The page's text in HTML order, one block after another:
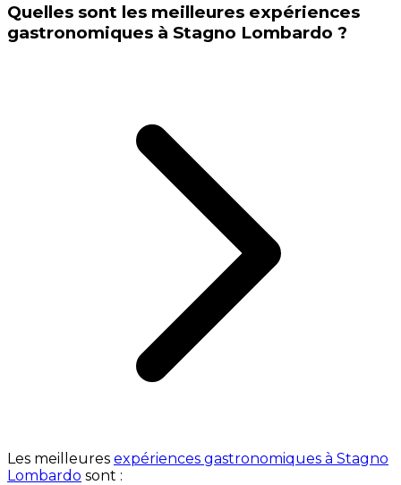
Quelles sont les meilleures expériences
gastronomiques à Stagno Lombardo ?
Les meilleures expériences gastronomiques à Stagno
Lombardo sont :